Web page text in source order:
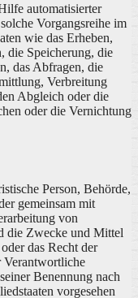
automatisierter
Vorgangsreihe im
wie das Erheben,
die Speicherung, die
das Abfragen, die
Verbreitung
Abgleich oder die
oder die Vernichtung
Person, Behörde,
gemeinsam mit
von
die Zwecke und Mittel
das Recht der
Verantwortliche
Benennung nach
vorgesehen